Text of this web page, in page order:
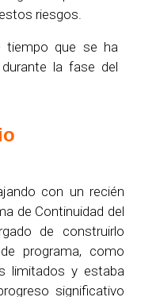
riesgos.
tiempo que se ha
la fase del
con un recién
de Continuidad del
de construirlo
programa, como
limitados y estaba
significativo